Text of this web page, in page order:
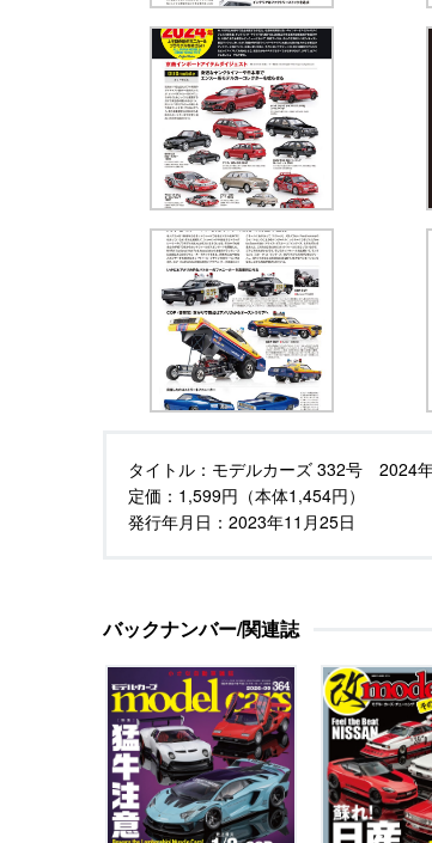
タイトル： モデルカーズ 332号 2024
定価： 1,599円（本体1,454円）
発行年月日： 2023年11月25日
バックナンバー/関連誌